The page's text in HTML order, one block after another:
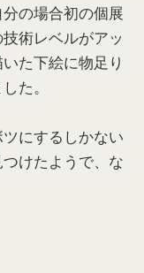
の場合初の個展
術レベルがアッ
た下絵に物足り
た。
にするしかない
けたようで、な